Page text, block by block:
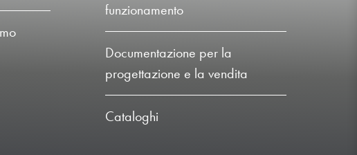
funzionamento
Documentazione per la
progettazione e la vendita
Cataloghi